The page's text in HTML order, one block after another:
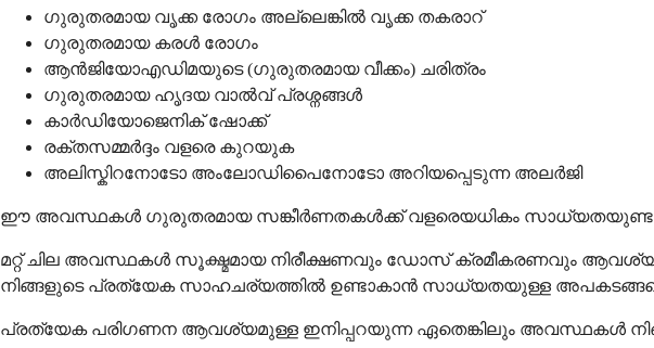
ഗുരുതരമായ വൃക്ക രോഗം അല്ലെങ്കിൽ വൃക്ക തകരാറ്
ഗുരുതരമായ കരൾ രോഗം
ആൻജിയോഎഡിമയുടെ (ഗുരുതരമായ വീക്കം) ചരിത്രം
ഗുരുതരമായ ഹൃദയ വാൽവ് പ്രശ്നങ്ങൾ
കാർഡിയോജെനിക് ഷോക്ക്
രക്തസമ്മർദ്ദം വളരെ കുറയുക
അലിസ്കിറനോടോ അംലോഡിപൈനോടോ അറിയപ്പെടുന്ന അലർജി
ഈ അവസ്ഥകൾ ഗുരുതരമായ സങ്കീർണതകൾക്ക് വളരെയധികം
മറ്റ് ചില അവസ്ഥകൾ സൂക്ഷ്മമായ നിരീക്ഷണവും ഡോസ് ക്രമീകരണവും
നിങ്ങളുടെ പ്രത്യേക സാഹചര്യത്തിൽ ഉണ്ടാകാൻ സാധ്യതയുള്ള
പ്രത്യേക പരിഗണന ആവശ്യമുള്ള ഇനിപ്പറയുന്ന ഏതെങ്കിലും അവസ്ഥകൾ